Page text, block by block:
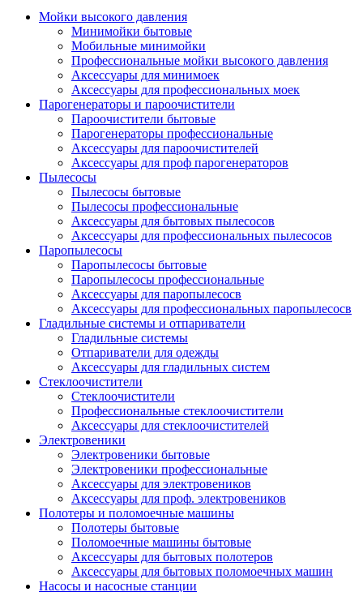
Мойки высокого давления
Минимойки бытовые
Мобильные минимойки
Профессиональные мойки высокого давления
Аксессуары для минимоек
Аксессуары для профессиональных моек
Парогенераторы и пароочистители
Пароочистители бытовые
Парогенераторы профессиональные
Аксессуары для пароочистителей
Аксессуары для проф парогенераторов
Пылесосы
Пылесосы бытовые
Пылесосы профессиональные
Аксессуары для бытовых пылесосов
Аксессуары для профессиональных пылесосов
Паропылесосы
Паропылесосы бытовые
Паропылесосы профессиональные
Аксессуары для паропылесосв
Аксессуары для профессиональных паропылесосв
Гладильные системы и отпариватели
Гладильные системы
Отпариватели для одежды
Аксессуары для гладильных систем
Стеклоочистители
Стеклоочистители
Профессиональные стеклоочистители
Аксессуары для стеклоочистителей
Электровеники
Электровеники бытовые
Электровеники профессиональные
Аксессуары для электровеников
Аксессуары для проф. электровеников
Полотеры и поломоечные машины
Полотеры бытовые
Поломоечные машины бытовые
Аксессуары для бытовых полотеров
Аксессуары для бытовых поломоечных машин
Насосы и насосные станции